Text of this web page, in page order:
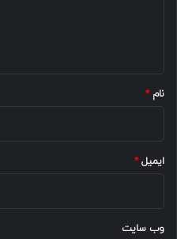
نام*
ایمیل*
وب‌ سایت